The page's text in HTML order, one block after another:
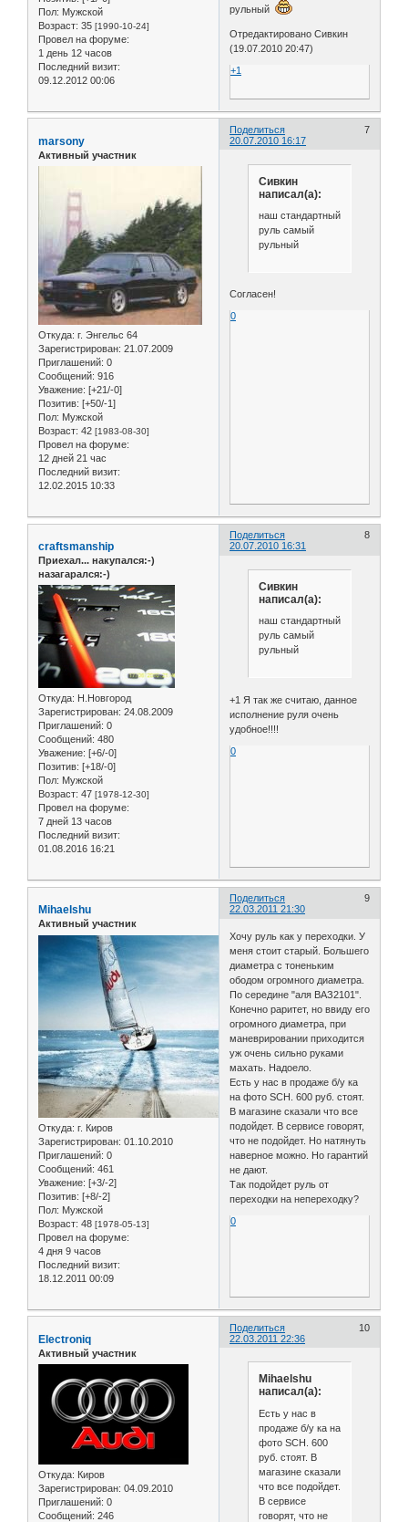
Пол: Мужской
Возраст: 35 [1990-10-24]
Провел на форуме:
1 день 12 часов
Последний визит:
09.12.2012 00:06
рульный
Отредактировано Сивкин
(19.07.2010 20:47)
+1
Поделиться
7
20.07.2010 16:17
marsony
Активный участник
Откуда: г. Энгельс 64
Зарегистрирован: 21.07.2009
Приглашений: 0
Сообщений: 916
Уважение: [+21/-0]
Позитив: [+50/-1]
Пол: Мужской
Возраст: 42 [1983-08-30]
Провел на форуме:
12 дней 21 час
Последний визит:
12.02.2015 10:33
Сивкин
написал(а):
наш стандартный
руль самый
рульный
Согласен!
0
Поделиться
8
20.07.2010 16:31
craftsmanship
Приехал... накупался:-)
назагарался:-)
Откуда: Н.Новгород
Зарегистрирован: 24.08.2009
Приглашений: 0
Сообщений: 480
Уважение: [+6/-0]
Позитив: [+18/-0]
Пол: Мужской
Возраст: 47 [1978-12-30]
Провел на форуме:
7 дней 13 часов
Последний визит:
01.08.2016 16:21
Сивкин
написал(а):
наш стандартный
руль самый
рульный
+1 Я так же считаю, данное
исполнение руля очень
удобное!!!!
0
Поделиться
9
22.03.2011 21:30
Mihaelshu
Активный участник
Откуда: г. Киров
Зарегистрирован: 01.10.2010
Приглашений: 0
Сообщений: 461
Уважение: [+3/-2]
Позитив: [+8/-2]
Пол: Мужской
Возраст: 48 [1978-05-13]
Провел на форуме:
4 дня 9 часов
Последний визит:
18.12.2011 00:09
Хочу руль как у переходки. У
меня стоит старый. Большего
диаметра с тоненьким
ободом огромного диаметра.
По середине "аля ВАЗ2101".
Конечно раритет, но ввиду его
огромного диаметра, при
маневрировании приходится
уж очень сильно руками
махать. Надоело.
Есть у нас в продаже б/у ка
на фото SCH. 600 руб. стоят.
В магазине сказали что все
подойдет. В сервисе говорят,
что не подойдет. Но натянуть
наверное можно. Но гарантий
не дают.
Так подойдет руль от
переходки на непереходку?
0
Поделиться
10
22.03.2011 22:36
Electroniq
Активный участник
Откуда: Киров
Зарегистрирован: 04.09.2010
Приглашений: 0
Сообщений: 246
Mihaelshu
написал(а):
Есть у нас в
продаже б/у ка на
фото SCH. 600
руб. стоят. В
магазине сказали
что все подойдет.
В сервисе
говорят, что не